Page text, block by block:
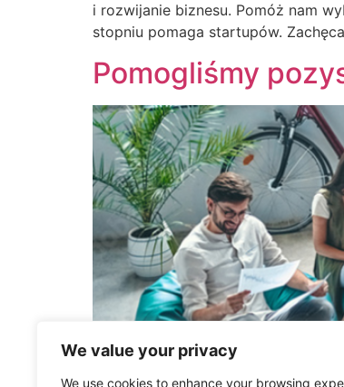
We value your privacy
We use cookies to enhance your browsing
i rozwijanie biznesu. Pomóż nam
stopniu pomaga startupów.
Pomogliśmy